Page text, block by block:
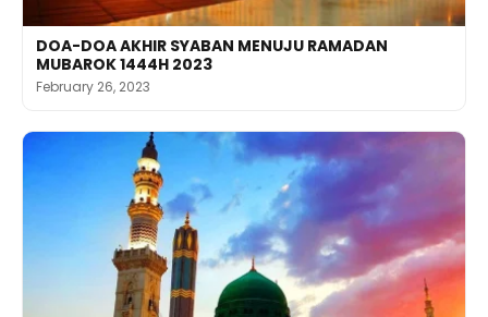
DOA-DOA AKHIR SYABAN MENUJU RAMADAN
MUBAROK 1444H 2023
February 26, 2023